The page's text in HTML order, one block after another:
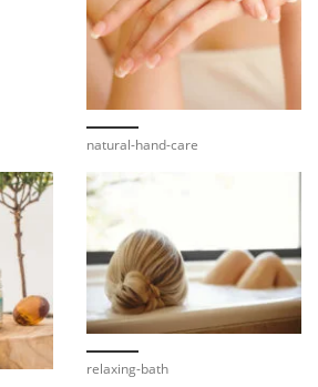
natural-hand-care
relaxing-bath